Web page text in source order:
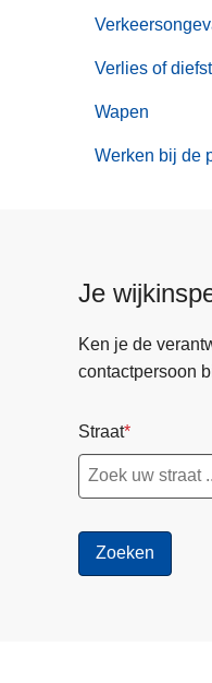
Verlies of
Wapen
Werken bij de
Je
Ken je de
contactpersoon
Straat